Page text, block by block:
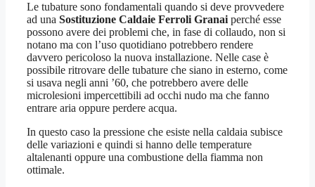
Le tubature sono fondamentali quando si deve provvedere
ad una Sostituzione Caldaie Ferroli Granai perché esse
possono avere dei problemi che, in fase di collaudo, non si
notano ma con l’uso quotidiano potrebbero rendere
davvero pericoloso la nuova installazione. Nelle case è
possibile ritrovare delle tubature che siano in esterno, come
si usava negli anni ’60, che potrebbero avere delle
microlesioni impercettibili ad occhi nudo ma che fanno
entrare aria oppure perdere acqua.
In questo caso la pressione che esiste nella caldaia subisce
delle variazioni e quindi si hanno delle temperature
altalenanti oppure una combustione della fiamma non
ottimale.